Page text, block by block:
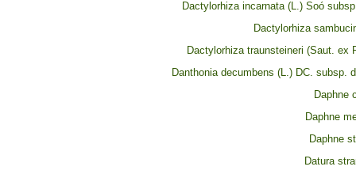
Dactylorhiza incarnata (L.) Soó
Dactylorhiza
Dactylorhiza traunsteineri (Saut. ex
Danthonia decumbens (L.) DC. subsp.
Daphne
Daphne
Daphne
Datura